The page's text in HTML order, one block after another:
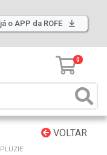
o APP da ROFE
0
VOLTAR